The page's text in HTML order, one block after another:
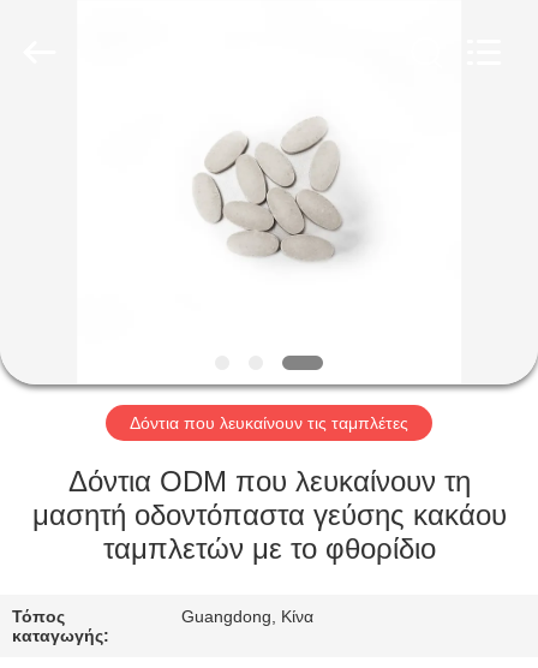
ΠΕΡΊΠΟΥ
ΕΜΕΊΣ
ΓΎΡΟΣ
ΕΡΓΟΣΤΑΣΊΩΝ
ΈΛΕΓΧΟΣ
Δόντια που λευκαίνουν τις ταμπλέτες
Δόντια ODM που λευκαίνουν τη
μασητή οδοντόπαστα γεύσης κακάου
ταμπλετών με το φθορίδιο
Τόπος
καταγωγής:
Guangdong, Κίνα